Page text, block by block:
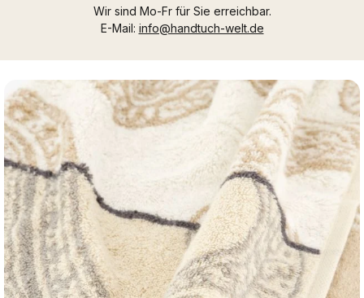
Wir sind Mo-Fr für Sie erreichbar.
E-Mail: info@handtuch-welt.de